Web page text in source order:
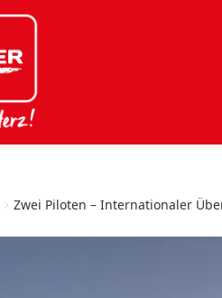
Zwei Piloten – Internationaler